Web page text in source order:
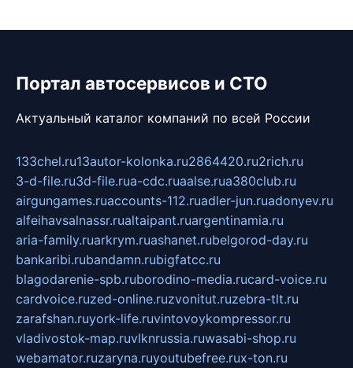
Портал автосервисов и СТО
Актуальный каталог компаний по всей России
133chel.ru13autor-kolonka.ru2864420.ru2rich.ru
3-d-file.ru3d-file.rua-cdc.ruaalse.rua380club.ru
airgungames.ruaccounts-112.ruadler-jun.ruadonyev.ru
alfeihavsalnassr.rualtaipant.ruargentinamia.ru
aria-family.ruarkrym.ruashanet.rubelgorod-day.ru
bankaribi.rubandamn.rubigfatcc.ru
blagodarenie-spb.ruborodino-media.rucard-voice.ru
cardvoice.ruzed-online.ruzvonitut.ruzebra-tlt.ru
zarafshan.ruyork-life.ruvintovoykompressor.ru
vladivostok-map.ruvlknrussia.ruwasabi-shop.ru
webamator.ruzaryna.ruyoutubefree.rux-ton.ru